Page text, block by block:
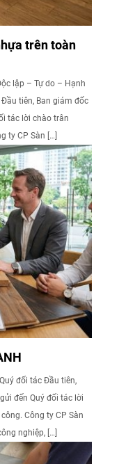
trên toàn
lập – Tự do – Hạnh
tiên, Ban giám đốc
tác lời chào trân
ty CP Sàn […]
đối tác Đầu tiên,
đến Quý đối tác lời
Công ty CP Sàn
nghiệp, […]